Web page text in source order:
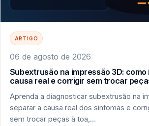
ARTIGO
06 de agosto de 2026
Subextrusão na impressão 3D:
causa real e corrigir sem trocar
Aprenda a diagnosticar subextrusão na
separar a causa real dos sintomas e
sem trocar peças à toa,…